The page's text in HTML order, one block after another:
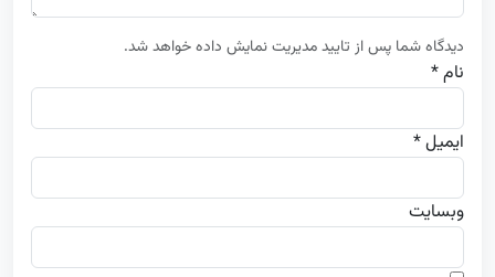
دیدگاه شما پس از تایید مدیریت نمایش داده خواهد شد.
نام *
ایمیل *
وبسایت